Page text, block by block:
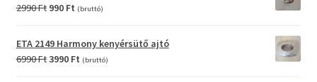
2990Ft Original
was:
2990 Ft.
990 FtCurrent
990 Ft.
(bruttó)
ETA 2149 Harmony kenyérsütő ajtó
6990FtOriginal
3990 FtCurrent
(bruttó)